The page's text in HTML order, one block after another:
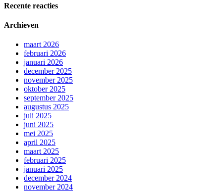
Recente reacties
Archieven
maart 2026
februari 2026
januari 2026
december 2025
november 2025
oktober 2025
september 2025
augustus 2025
juli 2025
juni 2025
mei 2025
april 2025
maart 2025
februari 2025
januari 2025
december 2024
november 2024